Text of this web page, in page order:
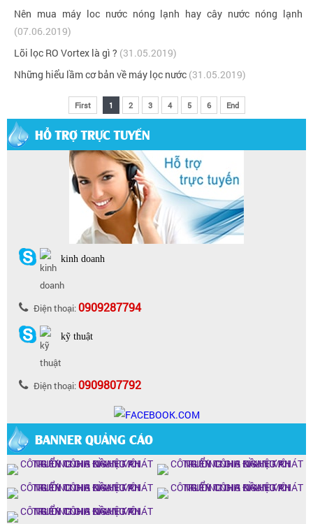
Nên mua máy loc nước nóng lạnh hay cây nước nóng lạnh
(07.06.2019)
Lõi lọc RO Vortex là gì ? (31.05.2019)
Những hiểu lầm cơ bản về máy lọc nước (31.05.2019)
First 1 2 3 4 5 6 End
HỖ TRỢ TRỰC TUYẾN
kinh doanh
Điện thoại:0909287794
kỹ thuật
Điện thoại:0909807792
BANNER QUẢNG CÁO